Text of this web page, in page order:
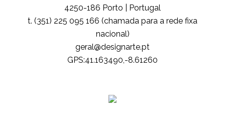
4250-186 Porto | Portugal
t. (351) 225 095 166 (chamada para a rede fixa
nacional)
tp.etrangised@lareg
GPS:41.163490,-8.61260